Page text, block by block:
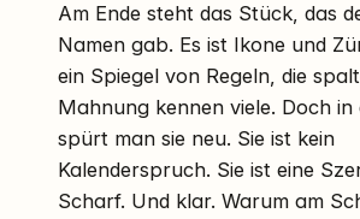
Am Ende steht das Stück, das
Namen gab. Es ist Ikone und
ein Spiegel von Regeln, die
Mahnung kennen viele. Doch in
spürt man sie neu. Sie ist kein
Kalenderspruch. Sie ist eine
Scharf. Und klar. Warum am